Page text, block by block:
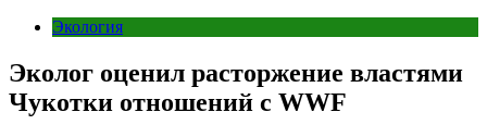
Экология
Эколог оценил расторжение властями
Чукотки отношений с WWF